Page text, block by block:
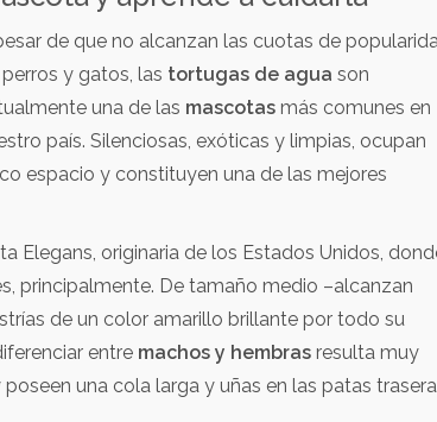
de que no alcanzan las cuotas de
y gatos, las tortugas de agua son
una de las mascotas más comunes en
país. Silenciosas, exóticas y limpias, ocupan
espacio y constituyen una de las mejores
Elegans, originaria de los Estados Unidos,
principalmente. De tamaño medio –alcanzan
de un color amarillo brillante por todo su
entre machos y hembras resulta muy
una cola larga y uñas en las patas